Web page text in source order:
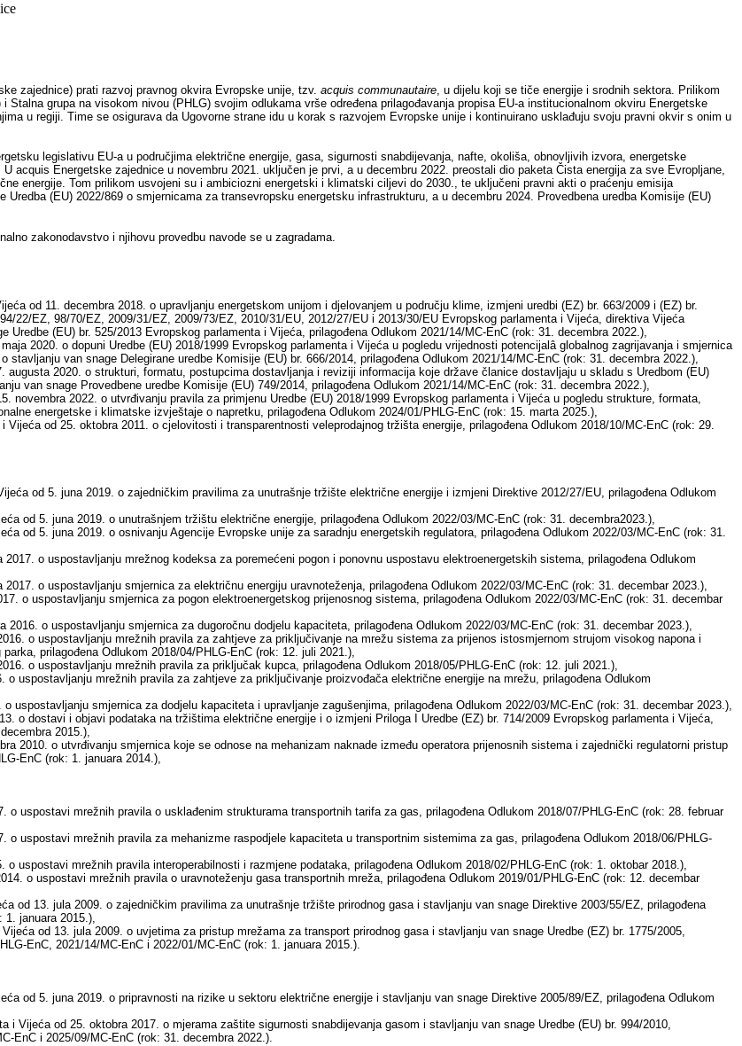
zajednice) prati razvoj pravnog okvira Evropske unije, tzv. acquis communautaire, u dijelu koji se tiče energije i srodnih sektora. Prilikom
Stalna grupa na visokom nivou (PHLG) svojim odlukama vrše određena prilagođavanja propisa EU-a institucionalnom okviru Energetske
u regiji. Time se osigurava da Ugovorne strane idu u korak s razvojem Evropske unije i kontinuirano usklađuju svoju pravni okvir s onim u
legislativu EU-a u područjima električne energije, gasa, sigurnosti snabdijevanja, nafte, okoliša, obnovljivih izvora, energetske
acquis Energetske zajednice u novembru 2021. uključen je prvi, a u decembru 2022. preostali dio paketa Čista energija za sve Evropljane,
energije. Tom prilikom usvojeni su i ambiciozni energetski i klimatski ciljevi do 2030., te uključeni pravni akti o praćenju emisija
(EU) 2022/869 o smjernicama za transevropsku energetsku infrastrukturu, a u decembru 2024. Provedbena uredba Komisije (EU)
zakonodavstvo i njihovu provedbu navode se u zagradama.
od 11. decembra 2018. o upravljanju energetskom unijom i djelovanjem u području klime, izmjeni uredbi (EZ) br. 663/2009 i (EZ) br.
22/EZ, 98/70/EZ, 2009/31/EZ, 2009/73/EZ, 2010/31/EU, 2012/27/EU i 2013/30/EU Evropskog parlamenta i Vijeća, direktiva Vijeća
Uredbe (EU) br. 525/2013 Evropskog parlamenta i Vijeća, prilagođena Odlukom 2021/14/MC-EnC (rok: 31. decembra 2022.),
2020. o dopuni Uredbe (EU) 2018/1999 Evropskog parlamenta i Vijeća u pogledu vrijednosti potencijalâ globalnog zagrijavanja i smjernica
stavljanju van snage Delegirane uredbe Komisije (EU) br. 666/2014, prilagođena Odlukom 2021/14/MC-EnC (rok: 31. decembra 2022.),
augusta 2020. o strukturi, formatu, postupcima dostavljanja i reviziji informacija koje države članice dostavljaju u skladu s Uredbom (EU)
van snage Provedbene uredbe Komisije (EU) 749/2014, prilagođena Odlukom 2021/14/MC-EnC (rok: 31. decembra 2022.),
novembra 2022. o utvrđivanju pravila za primjenu Uredbe (EU) 2018/1999 Evropskog parlamenta i Vijeća u pogledu strukture, formata,
energetske i klimatske izvještaje o napretku, prilagođena Odlukom 2024/01/PHLG-EnC (rok: 15. marta 2025.),
Vijeća od 25. oktobra 2011. o cjelovitosti i transparentnosti veleprodajnog tržišta energije, prilagođena Odlukom 2018/10/MC-EnC (rok: 29.
od 5. juna 2019. o zajedničkim pravilima za unutrašnje tržište električne energije i izmjeni Direktive 2012/27/EU, prilagođena Odlukom
od 5. juna 2019. o unutrašnjem tržištu električne energije, prilagođena Odlukom 2022/03/MC-EnC (rok: 31. decembra2023.),
od 5. juna 2019. o osnivanju Agencije Evropske unije za saradnju energetskih regulatora, prilagođena Odlukom 2022/03/MC-EnC (rok: 31.
2017. o uspostavljanju mrežnog kodeksa za poremećeni pogon i ponovnu uspostavu elektroenergetskih sistema, prilagođena Odlukom
2017. o uspostavljanju smjernica za električnu energiju uravnoteženja, prilagođena Odlukom 2022/03/MC-EnC (rok: 31. decembar 2023.),
o uspostavljanju smjernica za pogon elektroenergetskog prijenosnog sistema, prilagođena Odlukom 2022/03/MC-EnC (rok: 31. decembar
2016. o uspostavljanju smjernica za dugoročnu dodjelu kapaciteta, prilagođena Odlukom 2022/03/MC-EnC (rok: 31. decembar 2023.),
o uspostavljanju mrežnih pravila za zahtjeve za priključivanje na mrežu sistema za prijenos istosmjernom strujom visokog napona i
prilagođena Odlukom 2018/04/PHLG-EnC (rok: 12. juli 2021.),
o uspostavljanju mrežnih pravila za priključak kupca, prilagođena Odlukom 2018/05/PHLG-EnC (rok: 12. juli 2021.),
o uspostavljanju mrežnih pravila za zahtjeve za priključivanje proizvođača električne energije na mrežu, prilagođena Odlukom
o uspostavljanju smjernica za dodjelu kapaciteta i upravljanje zagušenjima, prilagođena Odlukom 2022/03/MC-EnC (rok: 31. decembar 2023.),
o dostavi i objavi podataka na tržištima električne energije i o izmjeni Priloga I Uredbe (EZ) br. 714/2009 Evropskog parlamenta i Vijeća,
2015.),
2010. o utvrđivanju smjernica koje se odnose na mehanizam naknade između operatora prijenosnih sistema i zajednički regulatorni pristup
EnC (rok: 1. januara 2014.),
o uspostavi mrežnih pravila o usklađenim strukturama transportnih tarifa za gas, prilagođena Odlukom 2018/07/PHLG-EnC (rok: 28. februar
o uspostavi mrežnih pravila za mehanizme raspodjele kapaciteta u transportnim sistemima za gas, prilagođena Odlukom 2018/06/PHLG-
o uspostavi mrežnih pravila interoperabilnosti i razmjene podataka, prilagođena Odlukom 2018/02/PHLG-EnC (rok: 1. oktobar 2018.),
o uspostavi mrežnih pravila o uravnoteženju gasa transportnih mreža, prilagođena Odlukom 2019/01/PHLG-EnC (rok: 12. decembar
od 13. jula 2009. o zajedničkim pravilima za unutrašnje tržište prirodnog gasa i stavljanju van snage Direktive 2003/55/EZ, prilagođena
1. januara 2015.),
od 13. jula 2009. o uvjetima za pristup mrežama za transport prirodnog gasa i stavljanju van snage Uredbe (EZ) br. 1775/2005,
EnC, 2021/14/MC-EnC i 2022/01/MC-EnC (rok: 1. januara 2015.).
od 5. juna 2019. o pripravnosti na rizike u sektoru električne energije i stavljanju van snage Direktive 2005/89/EZ, prilagođena Odlukom
i Vijeća od 25. oktobra 2017. o mjerama zaštite sigurnosti snabdijevanja gasom i stavljanju van snage Uredbe (EU) br. 994/2010,
EnC i 2025/09/MC-EnC (rok: 31. decembra 2022.).